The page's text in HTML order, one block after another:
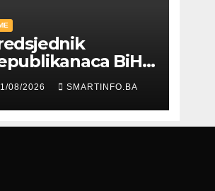
BiH
Garaplija
sajma
08/2026 SMARTINFO.BA